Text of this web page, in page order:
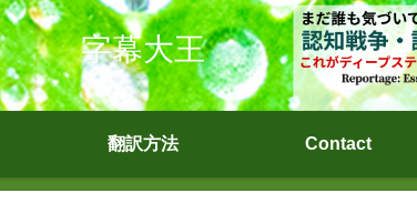
字幕大王
翻訳方法 Contact